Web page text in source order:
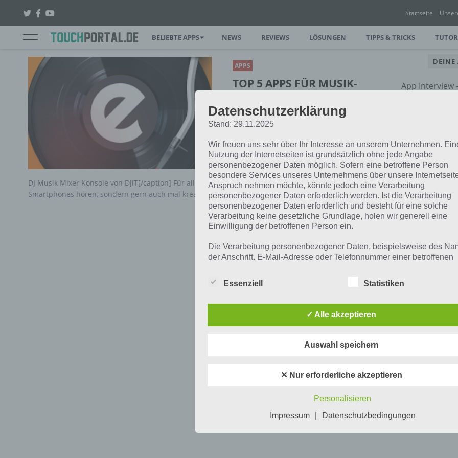
Startseite
BELIEBTE APPS NEWS REVIEWS LÖSUNGEN TIPPS & TRICKS
APPS
TOP 5 APPS FÜR MUSIK-
WINDOWS PHONE,
ANDROID UND IPHONE
PAUL STELZER-22. JANUAR 2016
[caption id="attachment_23812"
align="alignright" width="150"] edjing5
DJ Musik Mixer Konsole von DJiT[/caption] Für alle, die nicht nur einfach Musik auf ihren
Smartphones hören, sondern gern auch mal kreativ…
DEINE
App Interview
Datenschutzerklärung
Stand: 29.11.2025
Wir freuen uns sehr über Ihr Interesse an unserem Unternehmen.
Nutzung der Internetseiten ist grundsätzlich ohne jede Angabe
personenbezogener Daten möglich. Sofern eine betroffene Person
besondere Services unseres Unternehmens über unsere
Anspruch nehmen möchte, könnte jedoch eine Verarbeitung
personenbezogener Daten erforderlich werden. Ist die Verarbeitung
personenbezogener Daten erforderlich und besteht für eine solche
Verarbeitung keine gesetzliche Grundlage, holen wir generell eine
Einwilligung der betroffenen Person ein.
Die Verarbeitung personenbezogener Daten, beispielsweise des
der Anschrift, E-Mail-Adresse oder Telefonnummer einer betroffenen
Datenschutzbestimmungen. Mittels dieser Datenschutzerklärung
informieren. Ferner werden betroffene Personen mittels dieser
Datenschutzerklärung über die ihnen zustehenden Rechte
Wir haben als für die Verarbeitung Verantwortlicher zahlreiche
personenbezogenen Daten sicherzustellen. Dennoch können
aufweisen, sodass ein absoluter Schutz nicht gewährleistet werden
Aus diesem Grund steht es jeder betroffenen Person frei,
personenbezogene Daten auch auf alternativen Wegen,
Essenziell Statistiken
✓ Alle akzeptieren
Auswahl speichern
✕ Nur erforderliche akzeptieren
Personalisieren
Impressum
Datenschutzbedingungen